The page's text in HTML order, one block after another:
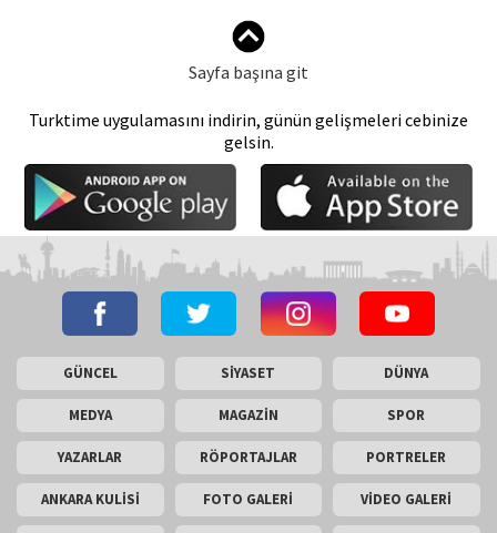
Sayfa başına git
Turktime uygulamasını indirin, günün gelişmeleri cebinize
gelsin.
GÜNCEL SİYASET DÜNYA
MEDYA MAGAZİN SPOR
YAZARLAR RÖPORTAJLAR PORTRELER
ANKARA KULİSİ FOTO GALERİ VİDEO GALERİ